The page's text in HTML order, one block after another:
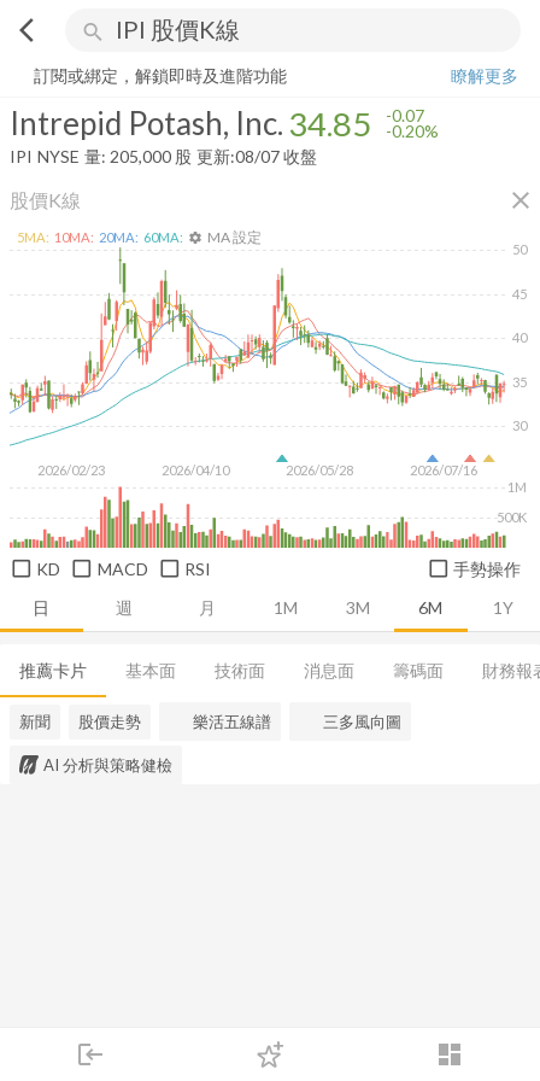
arrow_back_ios search
login dashboard
下單
Intrepid Potash, Inc. 34.85-0.20%
訂閱或綁定，解鎖即時及進階功能
瞭解更多
Intrepid Potash, Inc. 34.85 -0.07
-0.20%
IPI NYSE 量: 205,000 股 更新:08/07 收盤
股價K線 close
日 週 月 1M 3M 6M 1Y
2026/02/23 2026/04/10 2026/05/28 2026/07/16
30
35
40
45
50
500K
1M
5MA: 10MA: 20MA: 60MA: settings MA 設定
KD MACD RSI 手勢操作
推薦卡片 基本面 技術面 消息面 籌碼面 財務報
新聞 股價走勢 樂活五線譜 三多風向圖
AI 分析與策略健檢